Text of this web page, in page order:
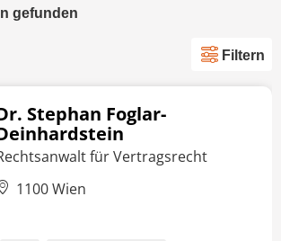
gefunden
Filtern
Stephan Foglar-
für Vertragsrecht
1100 Wien